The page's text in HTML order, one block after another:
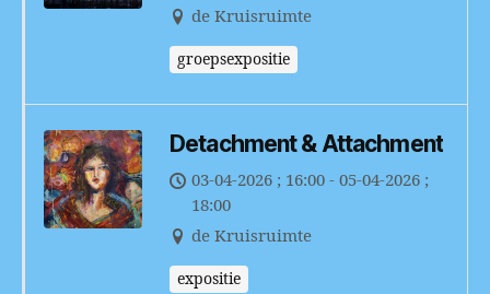
de Kruisruimte
groepsexpositie
Detachment & Attachment
03-04-2026 ; 16:00 - 05-04-2026 ;
18:00
de Kruisruimte
expositie